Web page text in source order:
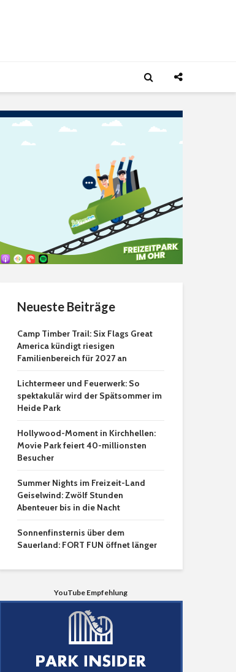
Neueste Beiträge
Camp Timber Trail: Six Flags Great
America kündigt riesigen
Familienbereich für 2027 an
Lichtermeer und Feuerwerk: So
spektakulär wird der Spätsommer im
Heide Park
Hollywood-Moment in Kirchhellen:
Movie Park feiert 40-millionsten
Besucher
Summer Nights im Freizeit-Land
Geiselwind: Zwölf Stunden
Abenteuer bis in die Nacht
Sonnenfinsternis über dem
Sauerland: FORT FUN öffnet länger
YouTube Empfehlung